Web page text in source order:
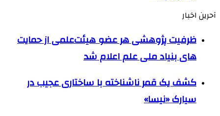
آحرین اخبار
ظرفیت پژوهشی هر عضو هیئت‌علمی از حمایت
های بنیاد ملی علم اعلام شد
کشف یک قمر ناشناخته با ساختاری عجیب در
سیارک «نیسا»